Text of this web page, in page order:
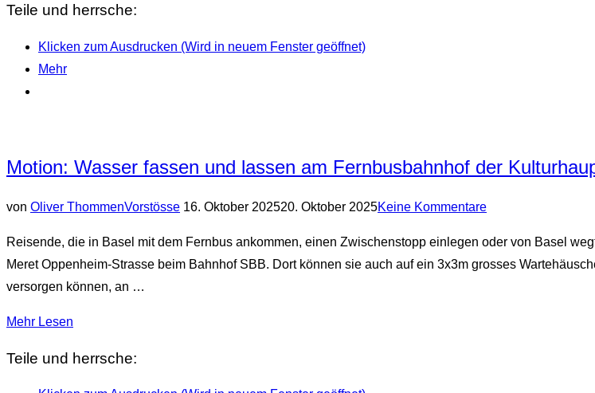
Geschäft
am
Fernbusbahnhof“
Teile und herrsche:
Klicken zum Ausdrucken (Wird in neuem Fenster geöffnet)
Mehr
Motion: Wasser fassen und lassen am Fernbusbahnhof der
von Oliver ThommenVorstösseVeröffentlicht
16. Oktober 202520. Oktober 2025Keine Kommentare
Reisende, die in Basel mit dem Fernbus ankommen, einen Zwischenstopp einlegen oder von Basel
Meret Oppenheim-Strasse beim Bahnhof SBB. Dort können sie auch auf ein 3x3m grosses
versorgen können, an …
Mehr über
Wasser
fassen
Lesen
Teile und herrsche: